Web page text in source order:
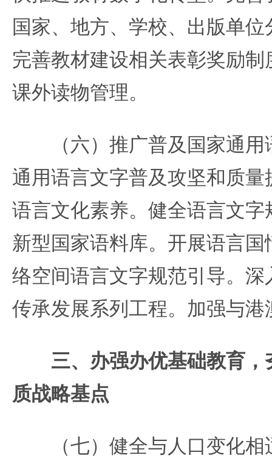
国家、地方、学校、出版单
完善教材建设相关表彰奖励
课外读物管理。
（六）推广普及国家通用
通用语言文字普及攻坚和质
语言文化素养。健全语言文
新型国家语料库。开展语言
络空间语言文字规范引导。
传承发展系列工程。加强与
三、办强办优基础教育
质战略基点
（七）健全与人口变化相